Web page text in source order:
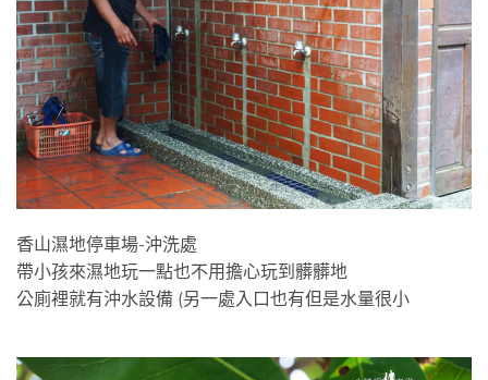
香山濕地停車場-沖洗處
帶小孩來濕地玩一點也不用擔心玩到髒髒地
公廁裡就有沖水設備 (另一處入口也有但是水量很小